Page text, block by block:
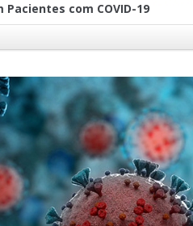
com COVID-19
Martins-Filho
Barreto-Filho